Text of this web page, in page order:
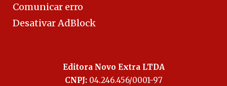
Comunicar erro
Desativar AdBlock
Editora Novo Extra LTDA
CNPJ:04.246.456/0001-97